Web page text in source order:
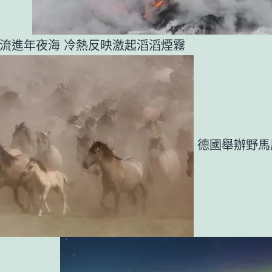
進年夜海 冷熱反映激起滔滔煙霧
德國舉辦野